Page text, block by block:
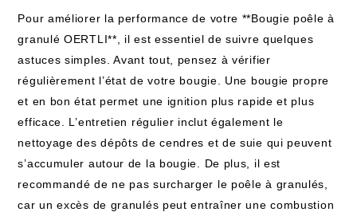
Pour améliorer la performance de votre **Bougie poêle à
granulé OERTLI**, il est essentiel de suivre quelques
astuces simples. Avant tout, pensez à vérifier
régulièrement l’état de votre bougie. Une bougie propre
et en bon état permet une ignition plus rapide et plus
efficace. L’entretien régulier inclut également le
nettoyage des dépôts de cendres et de suie qui peuvent
s’accumuler autour de la bougie. De plus, il est
recommandé de ne pas surcharger le poêle à granulés,
car un excès de granulés peut entraîner une combustion